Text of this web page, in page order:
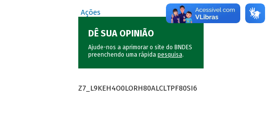
Ações
DÊ SUA OPINIÃO
Ajude-nos a aprimorar o site do BNDES
preenchendo uma rápida pesquisa.
Z7_L9KEH4O0LORH80ALCLTPF80SI6